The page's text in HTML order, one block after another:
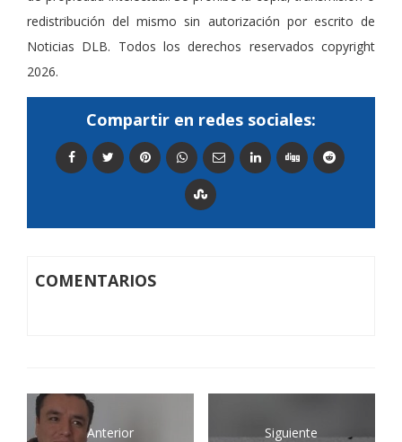
redistribución del mismo sin autorización por escrito de
Noticias DLB. Todos los derechos reservados copyright
2026.
Compartir en redes sociales:
COMENTARIOS
Anterior Siguiente